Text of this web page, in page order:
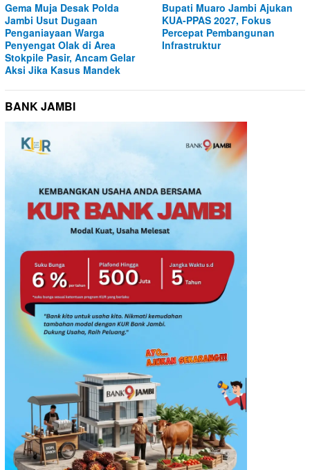
Gema Muja Desak Polda
Jambi Usut Dugaan
Penganiayaan Warga
Penyengat Olak di Area
Stokpile Pasir, Ancam Gelar
Aksi Jika Kasus Mandek
Bupati Muaro Jambi Ajukan
KUA-PPAS 2027, Fokus
Percepat Pembangunan
Infrastruktur
BANK JAMBI